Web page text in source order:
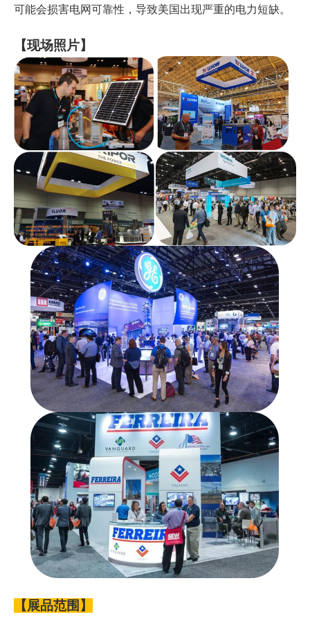
可能会损害电网可靠性，导致美国出现严重的电力短缺。
【现场照片】
【展品范围】